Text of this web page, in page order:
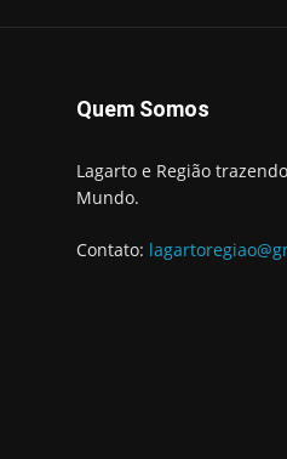
Quem Somos
Lagarto e Região
Mundo.
Contato: